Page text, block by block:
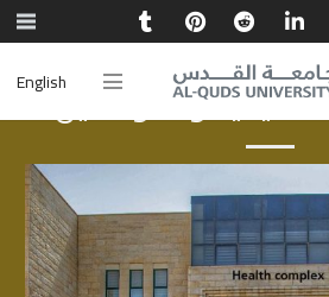
Englishوالموظفين